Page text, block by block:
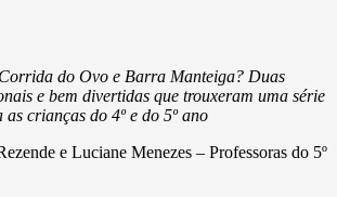
do Ovo e Barra Manteiga? Duas
e bem divertidas que trouxeram uma série
crianças do 4º e do 5º ano
e Luciane Menezes – Professoras do 5º